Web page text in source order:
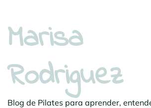
Marisa
Rodriguez
Blog de Pilates para aprender,